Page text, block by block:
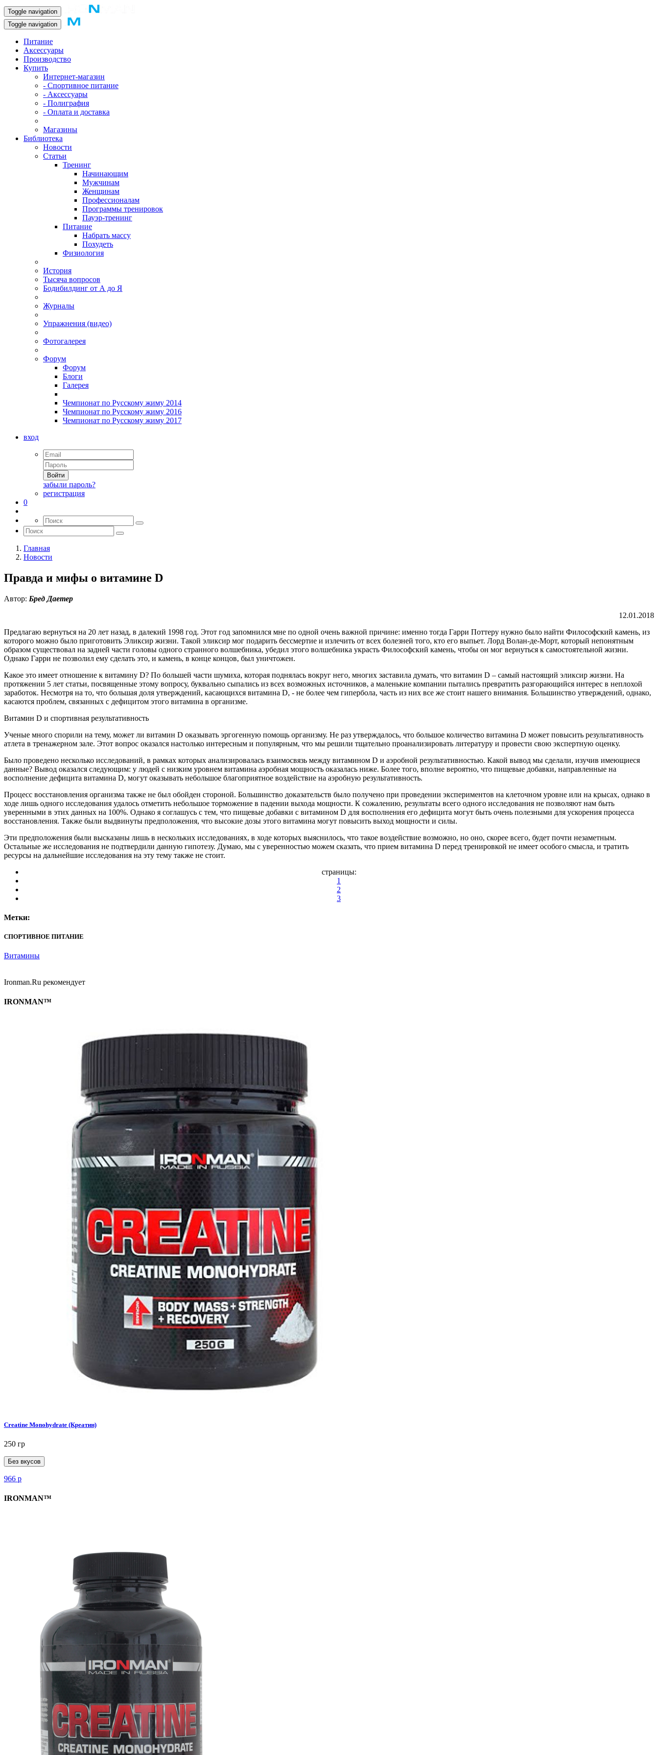
Toggle navigation
Toggle navigation
Питание
Аксессуары
Производство
Купить
Интернет-магазин
- Спортивное питание
- Аксессуары
- Полиграфия
- Оплата и доставка
Магазины
Библиотека
Новости
Статьи
Тренинг
Начинающим
Мужчинам
Женщинам
Профессионалам
Программы тренировок
Пауэр-тренинг
Питание
Набрать массу
Похудеть
Физиология
История
Тысяча вопросов
Бодибилдинг от А до Я
Журналы
Упражнения (видео)
Фотогалерея
Форум
Форум
Блоги
Галерея
Чемпионат по Русскому жиму 2014
Чемпионат по Русскому жиму 2016
Чемпионат по Русскому жиму 2017
вход
Войти
забыли пароль?
регистрация
0
Главная
Новости
Правда и мифы о витамине D
Автор: Бред Даетер
12.01.2018
Предлагаю вернуться на 20 лет назад, в далекий 1998 год. Этот год запомнился мне по одной очень важной причине: именно тогда Гарри Поттеру нужно было найти Философский камень, из
которого можно было приготовить Эликсир жизни. Такой эликсир мог подарить бессмертие и излечить от всех болезней того, кто его выпьет. Лорд Волан-де-Морт, который непонятным
образом существовал на задней части головы одного странного волшебника, убедил этого волшебника украсть Философский камень, чтобы он мог вернуться к самостоятельной жизни.
Однако Гарри не позволил ему сделать это, и камень, в конце концов, был уничтожен.
Какое это имеет отношение к витамину D? По большей части шумиха, которая поднялась вокруг него, многих заставила думать, что витамин D – самый настоящий эликсир жизни. На
протяжении 5 лет статьи, посвященные этому вопросу, буквально сыпались из всех возможных источников, а маленькие компании пытались превратить разгорающийся интерес в неплохой
заработок. Несмотря на то, что большая доля утверждений, касающихся витамина D, - не более чем гипербола, часть из них все же стоит нашего внимания. Большинство утверждений, однако,
касаются проблем, связанных с дефицитом этого витамина в организме.
Витамин D и спортивная результативность
Ученые много спорили на тему, может ли витамин D оказывать эргогенную помощь организму. Не раз утверждалось, что большое количество витамина D может повысить результативность
атлета в тренажерном зале. Этот вопрос оказался настолько интересным и популярным, что мы решили тщательно проанализировать литературу и провести свою экспертную оценку.
Было проведено несколько исследований, в рамках которых анализировалась взаимосвязь между витамином D и аэробной результативностью. Какой вывод мы сделали, изучив имеющиеся
данные? Вывод оказался следующим: у людей с низким уровнем витамина аэробная мощность оказалась ниже. Более того, вполне вероятно, что пищевые добавки, направленные на
восполнение дефицита витамина D, могут оказывать небольшое благоприятное воздействие на аэробную результативность.
Процесс восстановления организма также не был обойден стороной. Большинство доказательств было получено при проведении экспериментов на клеточном уровне или на крысах, однако в
ходе лишь одного исследования удалось отметить небольшое торможение в падении выхода мощности. К сожалению, результаты всего одного исследования не позволяют нам быть
уверенными в этих данных на 100%. Однако я соглашусь с тем, что пищевые добавки с витамином D для восполнения его дефицита могут быть очень полезными для ускорения процесса
восстановления. Также были выдвинуты предположения, что высокие дозы этого витамина могут повысить выход мощности и силы.
Эти предположения были высказаны лишь в нескольких исследованиях, в ходе которых выяснилось, что такое воздействие возможно, но оно, скорее всего, будет почти незаметным.
Остальные же исследования не подтвердили данную гипотезу. Думаю, мы с уверенностью можем сказать, что прием витамина D перед тренировкой не имеет особого смысла, и тратить
ресурсы на дальнейшие исследования на эту тему также не стоит.
страницы:
1
2
3
Метки:
СПОРТИВНОЕ ПИТАНИЕ
Витамины
Ironman.Ru рекомендует
IRONMAN™
Creatine Monohydrate (Креатин)
250 гр
Без вкусов
966 р
IRONMAN™